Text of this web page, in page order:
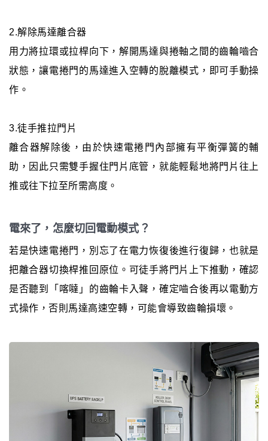
2.解除馬達離合器
用力將拉環或拉桿向下，解開馬達與捲軸之間的齒輪嚙合
狀態，讓電捲門的馬達進入空轉的脫離模式，即可手動操
作。
3.徒手推拉門片
離合器解除後，由於快速電捲門內部擁有平衡彈簧的輔
助，因此只需雙手握住門片底管，就能輕鬆地將門片往上
推或往下拉至所需高度。
電來了，怎麼切回電動模式？
若是快速電捲門，別忘了在電力恢復後進行復歸，也就是
把離合器切換桿推回原位。可徒手將門片上下推動，確認
是否聽到「喀噠」的齒輪卡入聲，確定嚙合後再以電動方
式操作，否則馬達高速空轉，可能會導致齒輪損壞。